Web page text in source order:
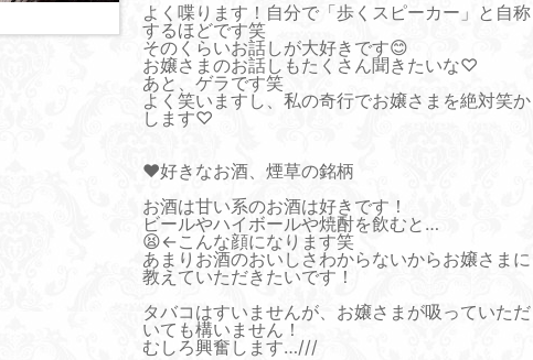
よく喋ります！自分で「歩くスピーカー」と自称
するほどです笑
そのくらいお話しが大好きです😊
お嬢さまのお話しもたくさん聞きたいな♡
あと、ゲラです笑
よく笑いますし、私の奇行でお嬢さまを絶対笑か
します♡
♥好きなお酒、煙草の銘柄
お酒は甘い系のお酒は好きです！
ビールやハイボールや焼酎を飲むと…
😫←こんな顔になります笑
あまりお酒のおいしさわからないからお嬢さまに
教えていただきたいです！
タバコはすいませんが、お嬢さまが吸っていただ
いても構いません！
むしろ興奮します…///